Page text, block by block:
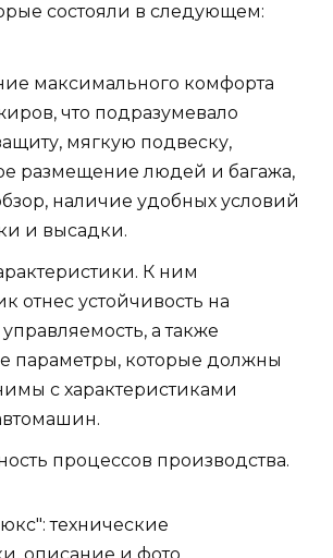
состояли в следующем:
максимального комфорта
что подразумевало
мягкую подвеску,
размещение людей и багажа,
наличие удобных условий
и высадки.
К ним
отнес устойчивость на
управляемость, а также
параметры, которые должны
с характеристиками
процессов производства.